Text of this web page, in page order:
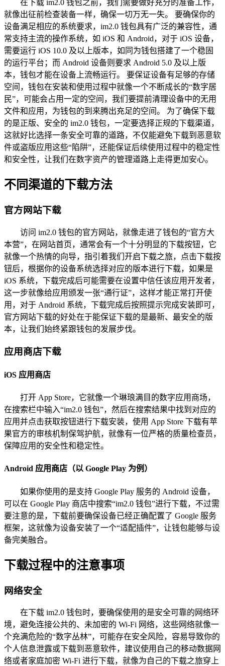
在下载 im2.0 钱包之前，我们需要做好充分的准备工作，
就像出征前检查装备一样，确保一切万无一失。 要确保你的
设备满足相应的系统要求，im2.0 钱包具有广泛的兼容性，通
常支持主流的操作系统，如 iOS 和 Android，对于 iOS 设备，
需要运行 iOS 10.0 及以上版本，如同为钱包搭建了一个稳固
的运行平台；而 Android 设备则要求 Android 5.0 及以上版
本，钱包才能在设备上流畅运行。 要保证设备有足够的存储
空间，钱包在安装和使用过程中就像一个不断成长的“数字居
民”，可能会占用一定的空间，我们要提前清理设备中的无用
文件和应用，为钱包的到来腾出充足的空间。 为了确保下载
的是正版、安全的 im2.0 钱包，一定要选择正规的下载渠道，
这就好比选择一条安全可靠的道路，不仅能避免下载到恶意软
件或盗版应用这些“陷阱”，还能保证后续使用过程中的稳定性
和安全性，让我们在数字资产的管理道路上走得更加安心。
不同渠道的下载方法
官方网站下载
访问 im2.0 钱包的官方网站，就像走进了钱包的“官方大
本营”，在网站首页，通常会有一个十分明显的下载按钮，它
就像一个热情的向导，指引着我们开启下载之旅，点击下载按
钮后，根据你的设备系统选择对应的版本进行下载，如果是
iOS 系统，下载完成后可能需要在设置中信任该应用开发者，
这一步就像给应用颁发一张“通行证”，这样才能正常打开使
用，对于 Android 系统，下载完成后按照提示完成安装即可，
官方网站下载的好处在于能保证下载的是最新、最安全的版
本，让我们始终紧跟钱包的发展步伐。
应用商店下载
iOS 应用商店
打开 App Store，它就像一个琳琅满目的数字应用商场，
在搜索栏中输入“im2.0 钱包”，然后在搜索结果中找到对应的
应用并点击获取按钮进行下载安装，使用 App Store 下载有苹
果官方的审核机制保驾护航，就像有一位严格的质量检查员，
保障应用的安全性和稳定性。
Android 应用商店（以 Google Play 为例）
如果你使用的是支持 Google Play 服务的 Android 设备，
可以在 Google Play 商店中搜索“im2.0 钱包”进行下载，不过需
要注意的是，下载前要确保设备已经正确配置了 Google 服务
框架，这就像为设备安装了一个“适配插件”，让钱包能够与设
备完美融合。
下载过程中的注意事项
网络安全
在下载 im2.0 钱包时，要确保使用的是安全可靠的网络环
境，避免连接公共的、未加密的 Wi-Fi 网络，这些网络就像一
个充满危险的“数字丛林”，可能存在安全风险，容易导致你的
个人信息泄露或下载到恶意软件，建议使用自己的移动数据网
络或者家庭加密 Wi-Fi 进行下载，就像为自己的下载之旅穿上